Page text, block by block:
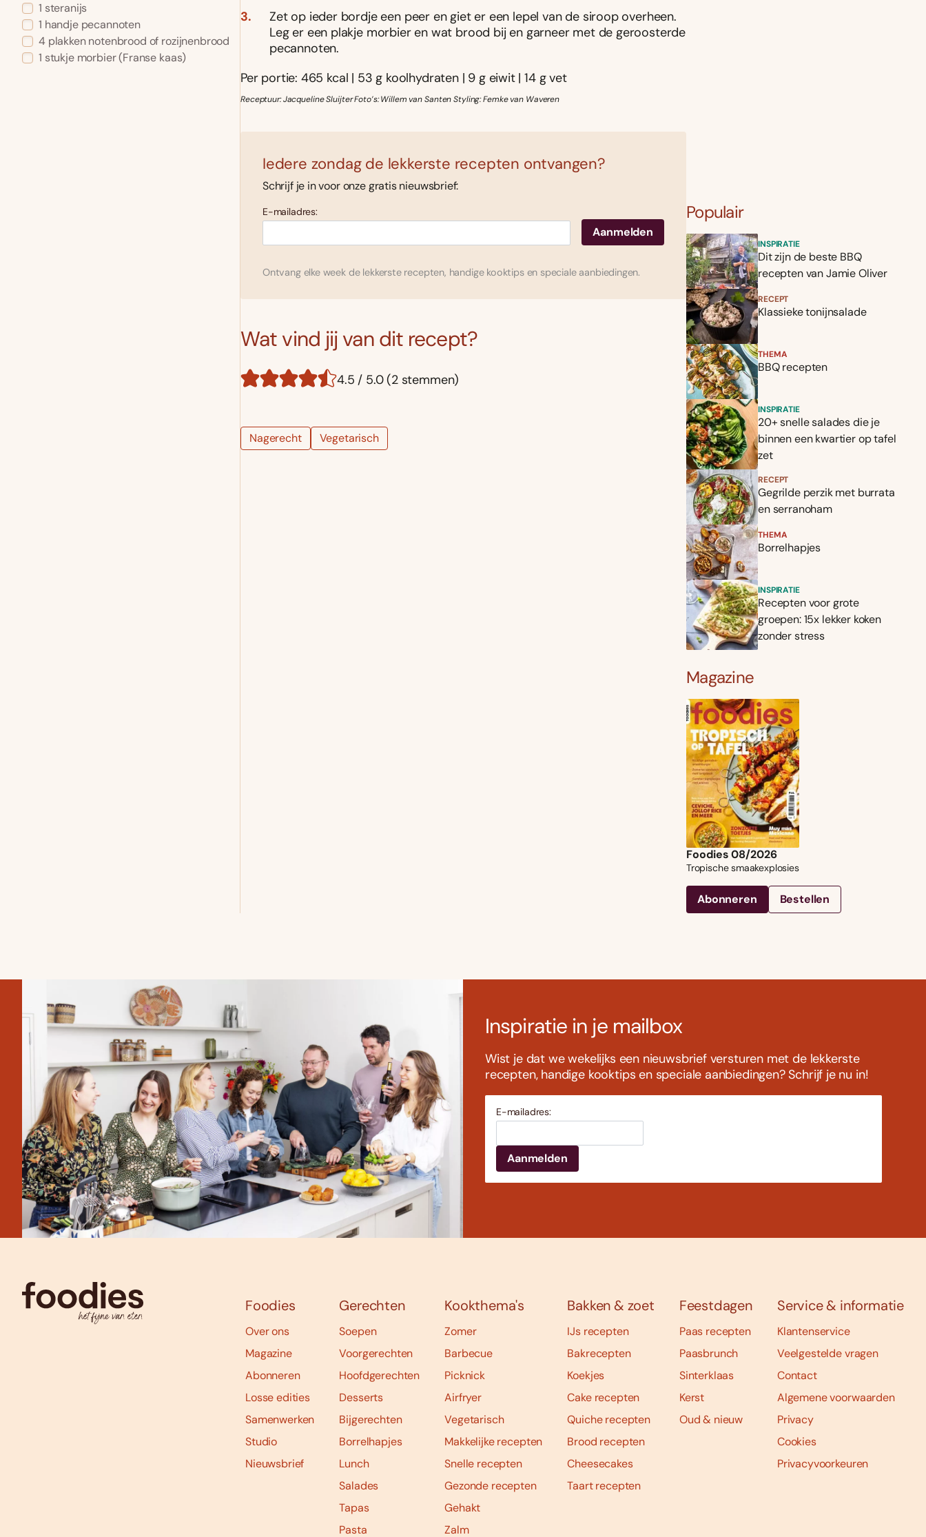
1 steranijs
1 handje pecannoten
4 plakken notenbrood of rozijnenbrood
1 stukje morbier (Franse kaas)
Zet op ieder bordje een peer en giet er een lepel van de siroop overheen.
Leg er een plakje morbier en wat brood bij en garneer met de geroosterde
pecannoten.
Per portie: 465 kcal | 53 g koolhydraten | 9 g eiwit | 14 g vet
Receptuur: Jacqueline Sluijter Foto’s: Willem van Santen Styling: Femke van Waveren
Iedere zondag de lekkerste recepten ontvangen?
Schrijf je in voor onze gratis nieuwsbrief:
E-mailadres:
Ontvang elke week de lekkerste recepten, handige kooktips en speciale aanbiedingen.
Wat vind jij van dit recept?
4.5 / 5.0 (2 stemmen)
Nagerecht Vegetarisch
Populair
INSPIRATIE
Dit zijn de beste BBQ
recepten van Jamie Oliver
RECEPT
Klassieke tonijnsalade
THEMA
BBQ recepten
INSPIRATIE
20+ snelle salades die je
binnen een kwartier op tafel
zet
RECEPT
Gegrilde perzik met burrata
en serranoham
THEMA
Borrelhapjes
INSPIRATIE
Recepten voor grote
groepen: 15x lekker koken
zonder stress
Magazine
Foodies 08/2026
Tropische smaakexplosies
Abonneren Bestellen
Inspiratie in je mailbox
Wist je dat we wekelijks een nieuwsbrief versturen met de lekkerste
recepten, handige kooktips en speciale aanbiedingen? Schrijf je nu in!
E-mailadres:
Foodies
Over ons
Magazine
Abonneren
Losse edities
Samenwerken
Studio
Nieuwsbrief
Gerechten
Soepen
Voorgerechten
Hoofdgerechten
Desserts
Bijgerechten
Borrelhapjes
Lunch
Salades
Tapas
Pasta
Kookthema's
Zomer
Barbecue
Picknick
Airfryer
Vegetarisch
Makkelijke recepten
Snelle recepten
Gezonde recepten
Gehakt
Zalm
Bakken & zoet
IJs recepten
Bakrecepten
Koekjes
Cake recepten
Quiche recepten
Brood recepten
Cheesecakes
Taart recepten
Feestdagen
Paas recepten
Paasbrunch
Sinterklaas
Kerst
Oud & nieuw
Service & informatie
Klantenservice
Veelgestelde vragen
Contact
Algemene voorwaarden
Privacy
Cookies
Privacyvoorkeuren